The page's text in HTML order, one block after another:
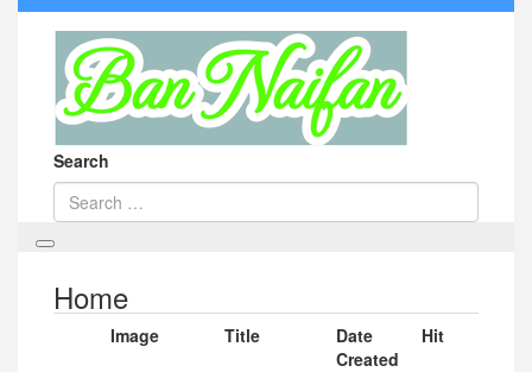
Search
Home
Image Title
Date
Created
Hit